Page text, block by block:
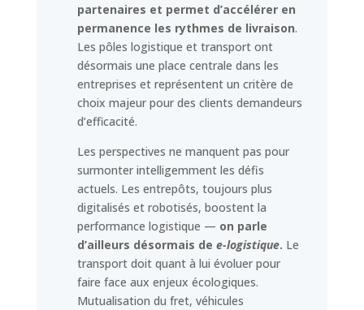
partenaires et permet d’accélérer en
permanence les rythmes de livraison.
Les pôles logistique et transport ont
désormais une place centrale dans les
entreprises et représentent un critère de
choix majeur pour des clients demandeurs
d’efficacité.
Les perspectives ne manquent pas pour
surmonter intelligemment les défis
actuels. Les entrepôts, toujours plus
digitalisés et robotisés, boostent la
performance logistique — on parle
d’ailleurs désormais de e-logistique. Le
transport doit quant à lui évoluer pour
faire face aux enjeux écologiques.
Mutualisation du fret, véhicules